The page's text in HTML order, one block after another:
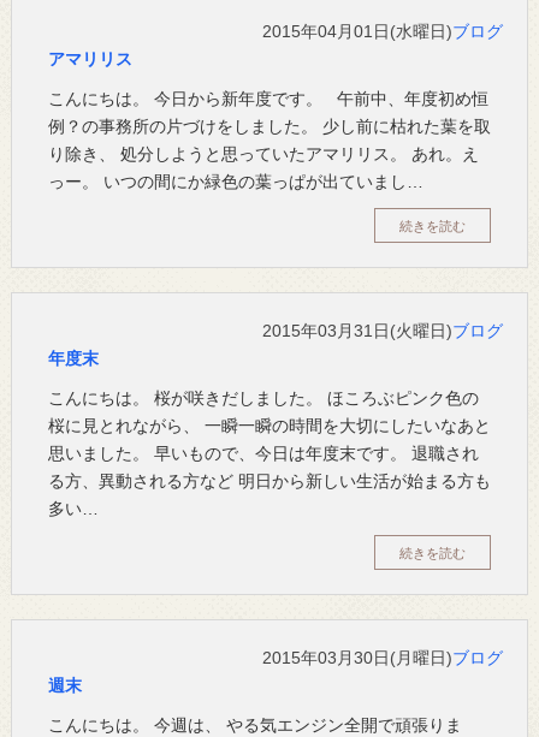
2015年04月01日(水曜日)ブログ
アマリリス
こんにちは。 今日から新年度です。 午前中、年度初め恒
例？の事務所の片づけをしました。 少し前に枯れた葉を取
り除き、 処分しようと思っていたアマリリス。 あれ。え
っー。 いつの間にか緑色の葉っぱが出ていまし…
続きを読む
2015年03月31日(火曜日)ブログ
年度末
こんにちは。 桜が咲きだしました。 ほころぶピンク色の
桜に見とれながら、 一瞬一瞬の時間を大切にしたいなあと
思いました。 早いもので、今日は年度末です。 退職され
る方、異動される方など 明日から新しい生活が始まる方も
多い…
続きを読む
2015年03月30日(月曜日)ブログ
週末
こんにちは。 今週は、 やる気エンジン全開で頑張りま